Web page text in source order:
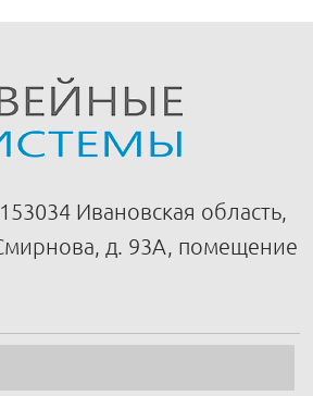
Ивановская область,
д. 93А, помещение